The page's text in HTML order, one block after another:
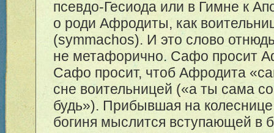
псевдо-Гесиода или в Гимне к
о роди Афродиты, как
(symmachos). И это слово
не метафорично. Сафо просит
Сафо просит, чтоб Афродита
сне воительницей («а ты сама
будь»). Прибывшая на колеснице
богиня мыслится вступающей в